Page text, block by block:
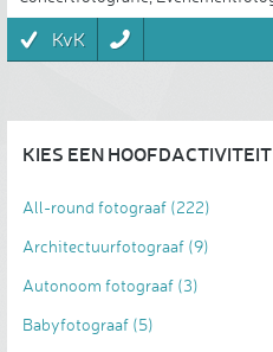
KvK
KIES EEN HOOFDACTIVITEIT
All-round fotograaf(222)
Architectuurfotograaf(9)
Autonoom fotograaf(3)
Babyfotograaf(5)